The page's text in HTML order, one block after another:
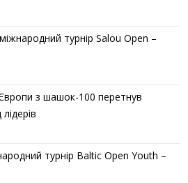
турнір Salou Open –
з шашок-100 перетнув
турнір Baltic Open Youth –